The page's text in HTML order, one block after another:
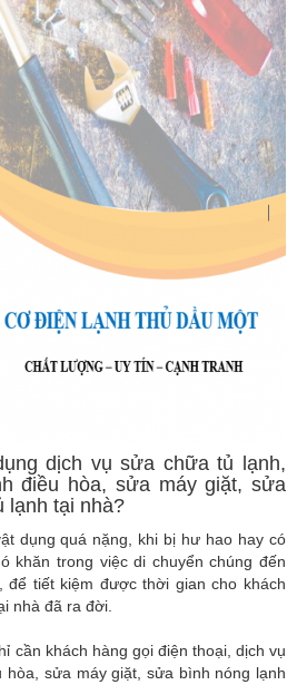
dịch vụ sửa chữa tủ lạnh,
điều hòa, sửa máy giặt, sửa
lạnh tại nhà?
dụng quá nặng, khi bị hư hao hay có
khăn trong việc di chuyển chúng đến
để tiết kiệm được thời gian cho khách
nhà đã ra đời.
cần khách hàng gọi điện thoại, dịch vụ
sửa máy giặt, sửa bình nóng lạnh